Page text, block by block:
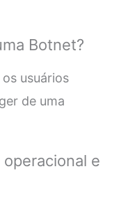
Botnet?
usuários
de uma
e